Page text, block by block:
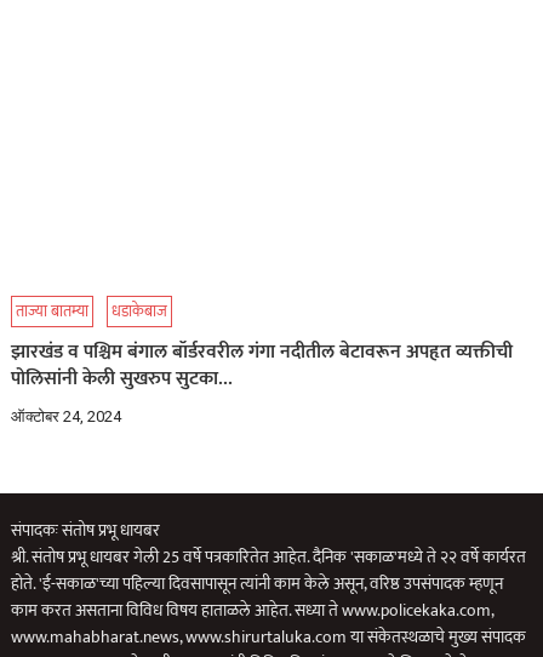
ताज्या बातम्या धडाकेबाज
झारखंड व पश्चिम बंगाल बॉर्डरवरील गंगा नदीतील बेटावरून अपहृत व्यक्तीची
पोलिसांनी केली सुखरुप सुटका…
ऑक्टोबर 24, 2024
संपादकः संतोष प्रभू धायबर
श्री. संतोष प्रभू धायबर गेली 25 वर्षे पत्रकारितेत आहेत. दैनिक 'सकाळ'मध्ये ते २२ वर्षे कार्यरत
होते. 'ई-सकाळ'च्या पहिल्या दिवसापासून त्यांनी काम केले असून, वरिष्ठ उपसंपादक म्हणून
काम करत असताना विविध विषय हाताळले आहेत. सध्या ते www.policekaka.com,
www.mahabharat.news, www.shirurtaluka.com या संकेतस्थळाचे मुख्य संपादक